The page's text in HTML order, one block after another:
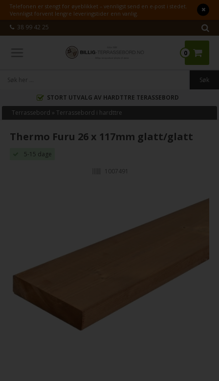
Telefonen er stengt for øyeblikket – vennligst send en e-post i stedet.
Vennligst forvent lengre leveringstider enn vanlig.
38 99 42 25
0
STORT UTVALG AV HARDTTRE TERASSEBORD
Terrassebord »Terrassebord i hardttre
Thermo Furu 26 x 117mm glatt/glatt
5-15 dage
1007491